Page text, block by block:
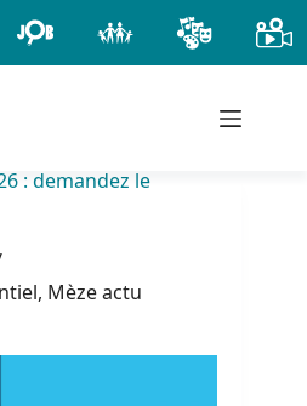
: demandez le
, Mèze actu